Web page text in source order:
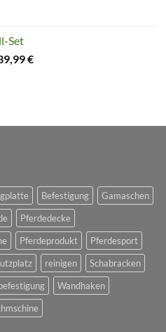
€.
Set
€
€Aktueller
Befestigung
Gamaschen
Pferdedecke
Pferdeprodukt
Pferdesport
reinigen
Schabracken
Wandhaken